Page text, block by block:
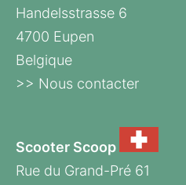
Handelsstrasse 6
4700 Eupen
Belgique
>> Nous contacter
Scooter Scoop
Rue du Grand-Pré 61